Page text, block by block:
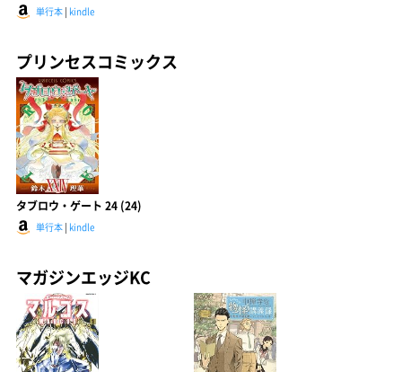
単行本 | kindle
プリンセスコミックス
タブロウ・ゲート 24 (24)
単行本 | kindle
マガジンエッジKC